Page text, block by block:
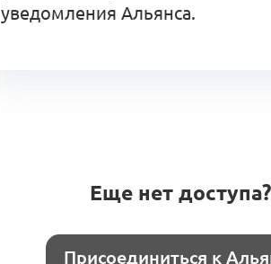
уведомления Альянса.
Еще нет доступа?
Присоединиться к